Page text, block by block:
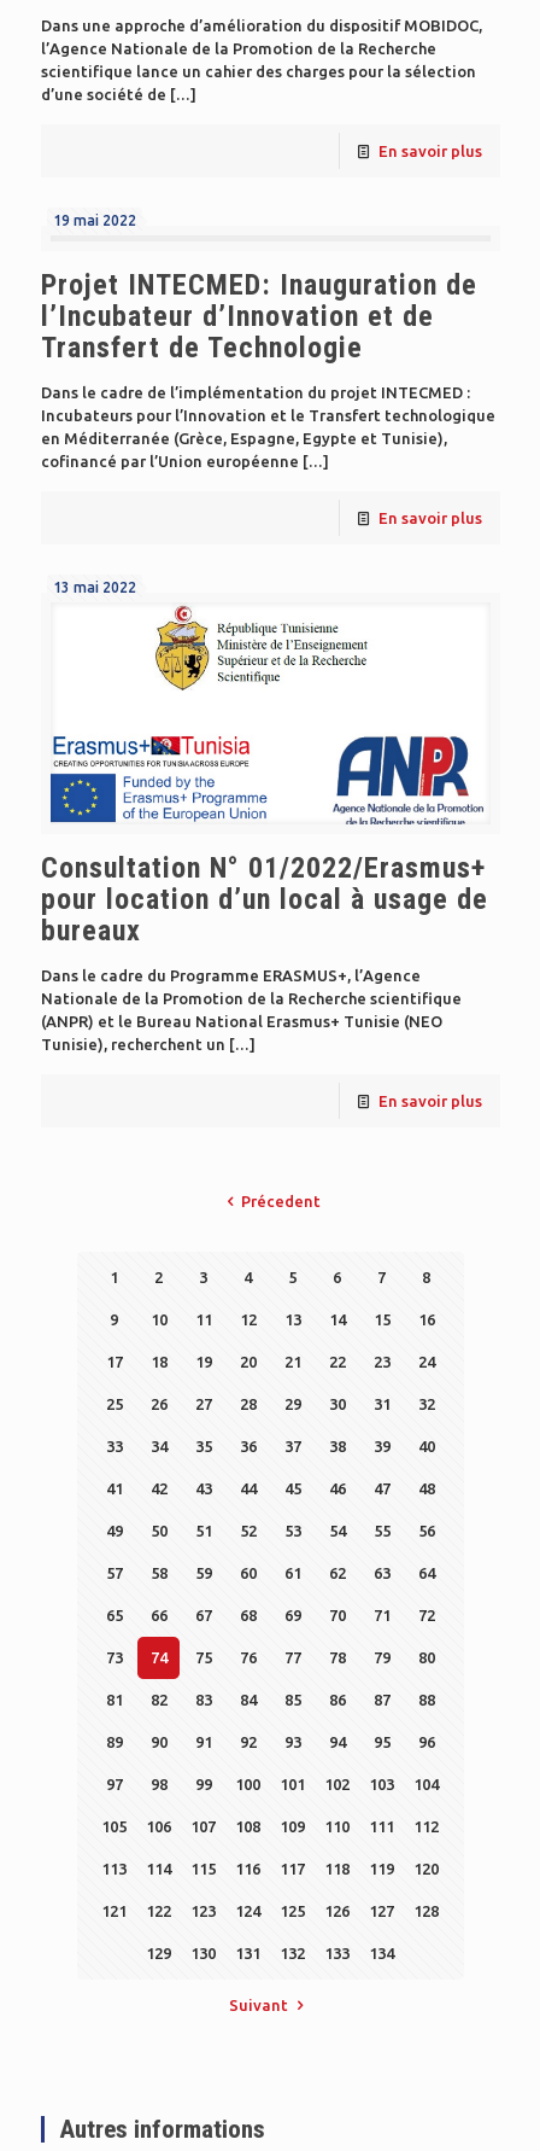
Dans une approche d’amélioration du dispositif MOBIDOC,
l’Agence Nationale de la Promotion de la Recherche
scientifique lance un cahier des charges pour la sélection
d’une société de […]
En savoir plus
19 mai 2022
Projet INTECMED: Inauguration de
l’Incubateur d’Innovation et de
Transfert de Technologie
Dans le cadre de l’implémentation du projet INTECMED :
Incubateurs pour l’Innovation et le Transfert technologique
en Méditerranée (Grèce, Espagne, Egypte et Tunisie),
cofinancé par l’Union européenne […]
En savoir plus
13 mai 2022
Consultation N° 01/2022/Erasmus+
pour location d’un local à usage de
bureaux
Dans le cadre du Programme ERASMUS+, l’Agence
Nationale de la Promotion de la Recherche scientifique
(ANPR) et le Bureau National Erasmus+ Tunisie (NEO
Tunisie), recherchent un […]
En savoir plus
Précedent
1 2 3 4 5 6 7 8
9 10 11 12 13 14 15 16
17 18 19 20 21 22 23 24
25 26 27 28 29 30 31 32
33 34 35 36 37 38 39 40
41 42 43 44 45 46 47 48
49 50 51 52 53 54 55 56
57 58 59 60 61 62 63 64
65 66 67 68 69 70 71 72
73 74 75 76 77 78 79 80
81 82 83 84 85 86 87 88
89 90 91 92 93 94 95 96
97 98 99 100 101 102 103 104
105 106 107 108 109 110 111 112
113 114 115 116 117 118 119 120
121 122 123 124 125 126 127 128
129 130 131 132 133 134
Suivant
Autres informations